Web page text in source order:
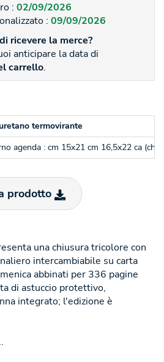
: 02/09/2026
: 09/09/2026
di ricevere la merce?
anticipare la data di
carrello.
termovirante
agenda : cm 15x21 cm 16,5x22 ca
prodotto
una chiusura tricolore con
intercambiabile su carta
abbinati per 336 pagine
di astuccio protettivo,
integrato; l'edizione è